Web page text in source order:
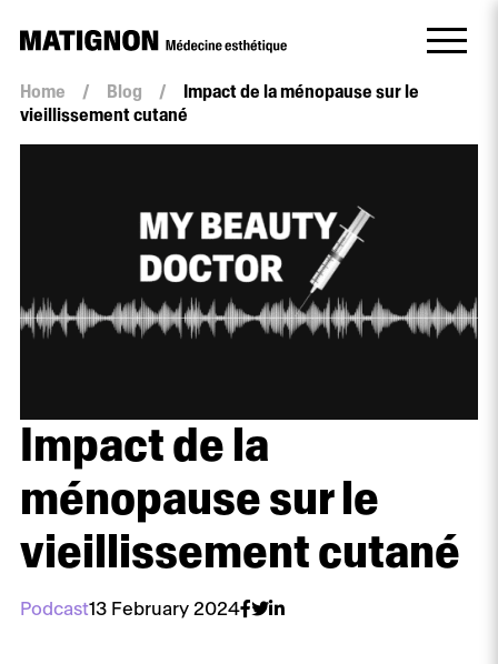
Home / Blog /
Impact de la ménopause sur le
vieillissement cutané
Impact de la
ménopause sur le
vieillissement cutané
Podcast13 February 2024